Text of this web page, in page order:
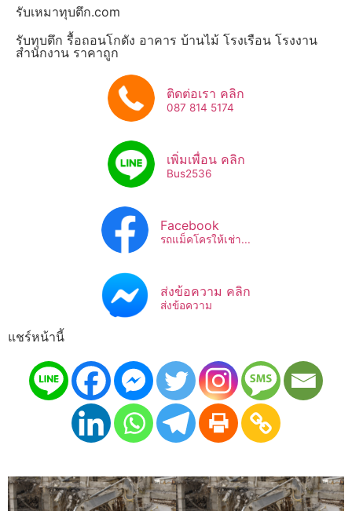
รับเหมาทุบตึก.com
รับทุบตึก รื้อถอนโกดัง อาคาร บ้านไม้ โรงเรือน โรงงาน
สำนักงาน ราคาถูก
ติดต่อเรา คลิก
087 814 5174
เพิ่มเพื่อน คลิก
Bus2536​
Facebook
รถแม็คโครให้เช่า...
ส่งข้อความ คลิก
ส่งข้อความ
แชร์หน้านี้